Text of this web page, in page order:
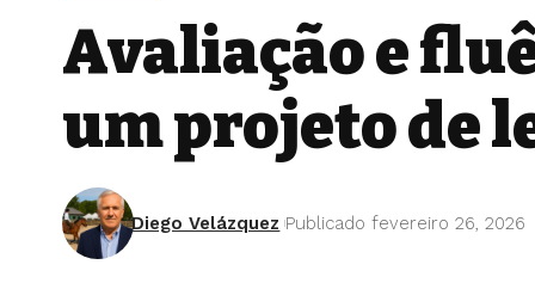
Avaliação e
um projeto de
Diego Velázquez Publicado fevereiro 26, 2026